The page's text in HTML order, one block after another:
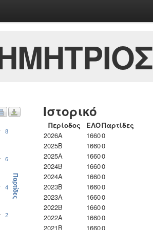
2
4
6
8
Παρτίδες
Ιστορικό
Περίοδος ΕΛΟΠαρτίδες
2026A
16600
2025B
16600
2025A
16600
2024B
16600
2024A
16600
2023B
16600
2023Α
16600
2022B
16600
2022A
16600
2021B
16600